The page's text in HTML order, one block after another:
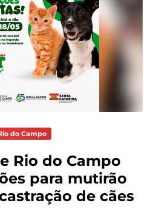
do Campo
Rio do Campo
para mutirão
de cães